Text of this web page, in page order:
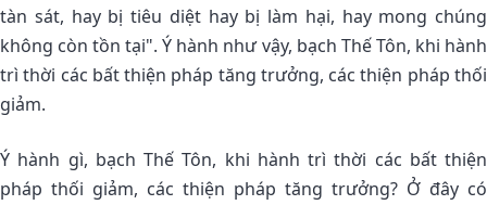
tàn sát, hay bị tiêu diệt hay bị làm hại, hay mong chúng
không còn tồn tại". Ý hành như vậy, bạch Thế Tôn, khi hành
trì thời các bất thiện pháp tăng trưởng, các thiện pháp thối
giảm.
Ý hành gì, bạch Thế Tôn, khi hành trì thời các bất thiện
pháp thối giảm, các thiện pháp tăng trưởng? Ở đây có